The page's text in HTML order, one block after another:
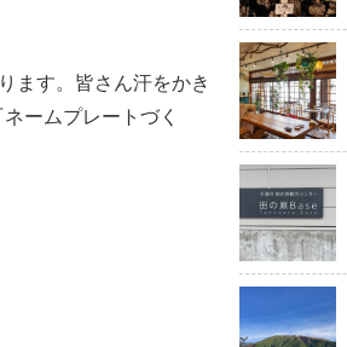
ます。皆さん汗をかき
ームプレートづく